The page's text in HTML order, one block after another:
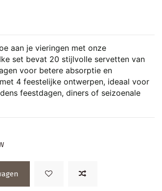
aan je vieringen met onze
set bevat 20 stijlvolle servetten van
voor betere absorptie en
4 feestelijke ontwerpen, ideaal voor
feestdagen, diners of seizoenale